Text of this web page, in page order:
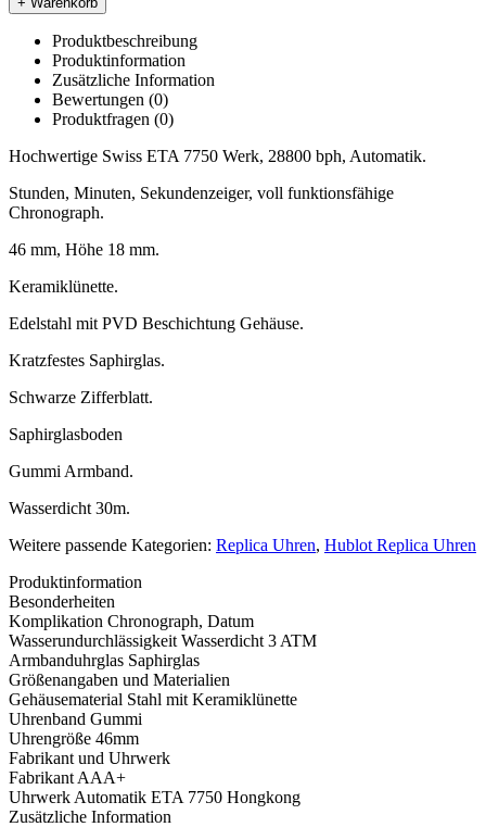
Produktbeschreibung
Produktinformation
Zusätzliche Information
Bewertungen (0)
Produktfragen (0)
Hochwertige Swiss ETA 7750 Werk, 28800 bph, Automatik.
Stunden, Minuten, Sekundenzeiger, voll funktionsfähige
Chronograph.
46 mm, Höhe 18 mm.
Keramiklünette.
Edelstahl mit PVD Beschichtung Gehäuse.
Kratzfestes Saphirglas.
Schwarze Zifferblatt.
Saphirglasboden
Gummi Armband.
Wasserdicht 30m.
Weitere passende Kategorien: Replica Uhren, Hublot Replica Uhren
Produktinformation
Besonderheiten
Komplikation Chronograph, Datum
Wasserundurchlässigkeit Wasserdicht 3 ATM
Armbanduhrglas Saphirglas
Größenangaben und Materialien
Gehäusematerial Stahl mit Keramiklünette
Uhrenband Gummi
Uhrengröße 46mm
Fabrikant und Uhrwerk
Fabrikant AAA+
Uhrwerk Automatik ETA 7750 Hongkong
Zusätzliche Information